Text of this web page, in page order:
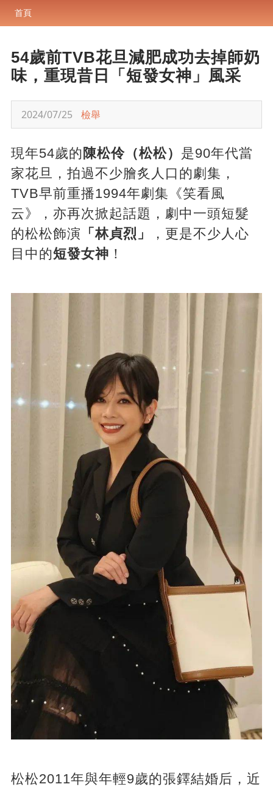
首頁
54歲前TVB花旦減肥成功去掉師奶
味，重現昔日「短發女神」風采
2024/07/25 檢舉
現年54歲的 陳松伶（松松） 是90年代當
家花旦，拍過不少膾炙人口的劇集，
TVB早前重播1994年劇集《笑看風
云》，亦再次掀起話題，劇中一頭短髮
的松松飾演 「林貞烈」
，更是不少人心
目中的短發女神 ！
松松2011年與年輕9歲的張鐸結婚后，近